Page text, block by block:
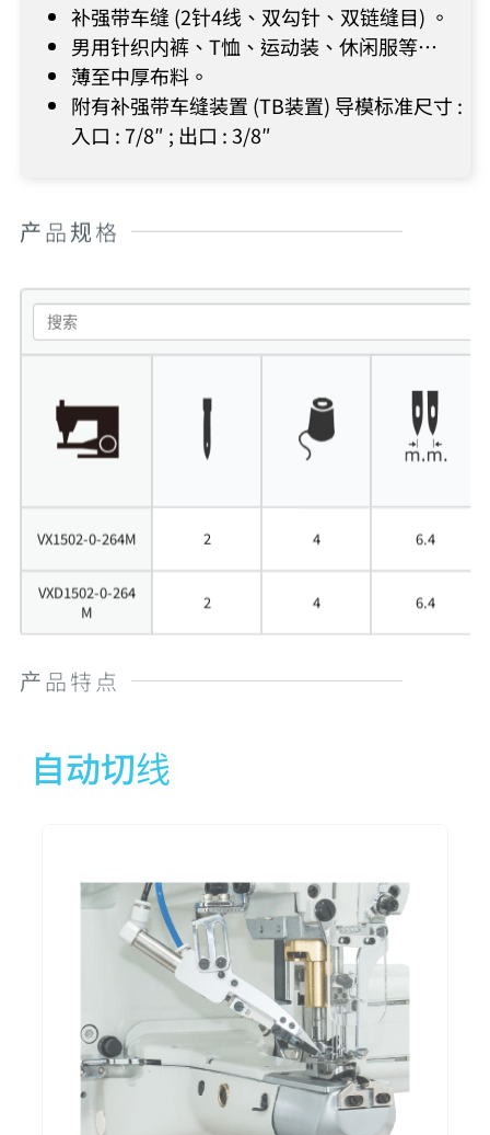
补强带车缝 (2针4线、双勾针、双链缝目) 。
男用针织内裤、T恤、运动装、休闲服等…
薄至中厚布料。
附有补强带车缝装置 (TB装置) 导模标准尺寸 :
入口 : 7/8″ ; 出口 : 3/8″
产品规格
VX1502-0-264M 2 4 6.4
VXD1502-0-264
M
2 4 6.4
产品特点
自动切线